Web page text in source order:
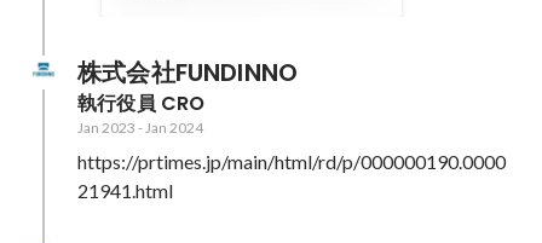
株式会社FUNDINNO
執行役員 CRO
Jan 2023 -Jan 2024
https://prtimes.jp/main/html/rd/p/000000190.0000
21941.html